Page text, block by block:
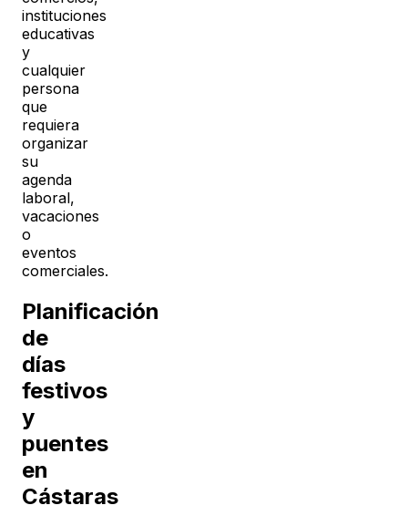
instituciones
educativas
y
cualquier
persona
que
requiera
organizar
su
agenda
laboral,
vacaciones
o
eventos
comerciales.
Planificación
de
días
festivos
y
puentes
en
Cástaras